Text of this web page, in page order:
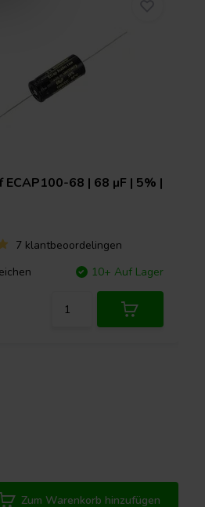
ECAP100-68 | 68 µF | 5% |
7 klantbeoordelingen
10+ Auf Lager
Zum Warenkorb hinzufügen